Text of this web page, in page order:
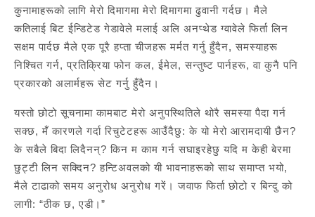
कुनामाहरूको लागि मेरो दिमागमा मेरो दिमागमा ढुवानी गर्दछ। मैले
कतिलाई बिट ईन्डिटेड गेडावेले मलाई अलि अनप्थेड ग्वावेले फिर्ता लिन
सक्षम पार्दछ मैले एक पूरै हप्ता चीजहरू मर्मत गर्नु हुँदैन, समस्याहरू
निश्चित गर्न, प्रतिक्रिया फोन कल, ईमेल, सन्तुष्ट पार्नहरू, वा कुनै पनि
प्रकारको अलार्महरू सेट गर्नु हुँदैन।
यस्तो छोटो सूचनामा कामबाट मेरो अनुपस्थितिले थोरै समस्या पैदा गर्न
सक्छ, मँ कारणले गर्दा रिचुटेटहरू आउँदैछु: के यो मेरो आरामदायी छैन?
के सबैले बिदा लिदैनन्? किन म काम गर्न सघाइरहेछु यदि म केही बेरमा
छुट्टी लिन सक्दिन? हन्टिअवलको यी भावनाहरूको साथ समाप्त भयो,
मैले टाढाको समय अनुरोध अनुरोध गरें। जवाफ फिर्ता छोटो र बिन्दु को
लागी: “ठीक छ, एडी।”